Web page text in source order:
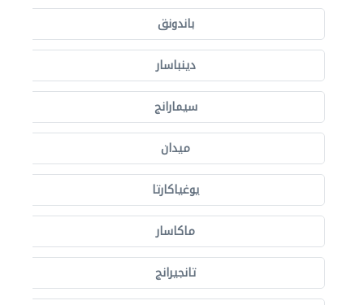
باندونق
دينباسار
سيمارانج
ميدان
يوغياكارتا
ماكاسار
تانجيرانج